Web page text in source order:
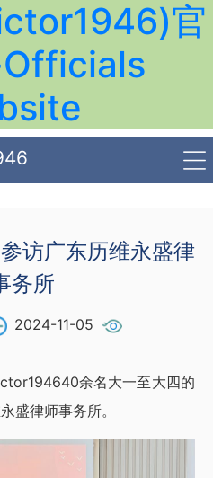
官
访广东历维永盛律
务所
2024-11-05
余名大一至大四的
盛律师事务所。